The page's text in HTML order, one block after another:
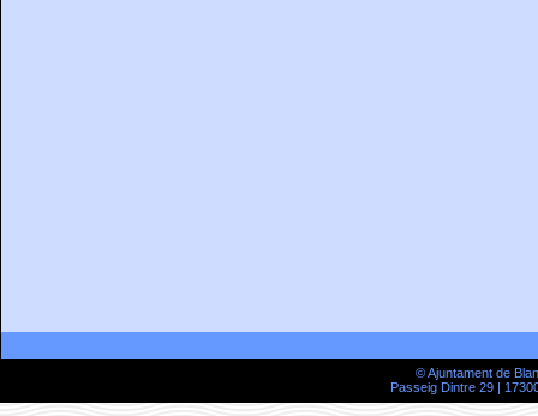
© Ajuntament de
Passeig Dintre 29 |